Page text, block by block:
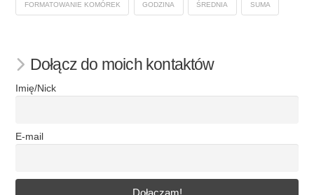
FORMATOWANIE KOMÓREK GODZINA ŚREDNIA SUMA
Dołącz do moich kontaktów
Imię/Nick
E-mail